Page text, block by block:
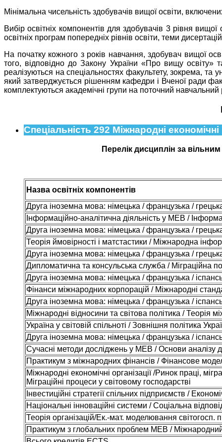
Мінімальна чисельність здобувачів вищої освіти,
Вибір освітніх компонентів для здобувачів 3 рівня
освітніх програм попередніх рівнів освіти, теми
На початку кожного з років навчання, здобувач вищої
того, відповідно до Закону України «Про вищу
реалізуються на спеціальностях факультету, зокрема, та
який затверджується рішенням кафедри і Вченої ради
комплектуються академічні групи на поточний навчальний
Спеціальність 292 Міжнародні
Перелік дисциплін за
Назва освітніх компонентів
Друга іноземна мова: німецька / французька /
Інформаційно-аналітична діяльність у МЕВ /
Друга іноземна мова: німецька / французька /
Теорія ймовірності і матстастики / Міжнародна
Друга іноземна мова: німецька / французька /
Дипломатична та консульська служба / Міграційна
Друга іноземна мова: німецька / французька /
Фінанси міжнародних корпорацій / Міжнародні
Друга іноземна мова: німецька / французька /
Міжнародні відносини та світова політика / Теорія
Україна у світовій спільноті / Зовнішня політика
Друга іноземна мова: німецька / французька /
Сучасні методи досліджень у МЕВ / Основи аналізу
Практикум з міжнародних фінансів / Фінансове
Міжнародні економічні організації /Ринок праці,
Міграційні процеси у світовому господарстві
Інвестиційні стратегії спільних підприємств /
Національні інноваційні системи / Соціальна
Теорія організацій/Ек.-мат. моделювання світогосп.
Практикум з глобальних проблем МЕВ / Міжнародний